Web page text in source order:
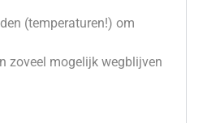
(temperaturen!) om
zoveel mogelijk wegblijven